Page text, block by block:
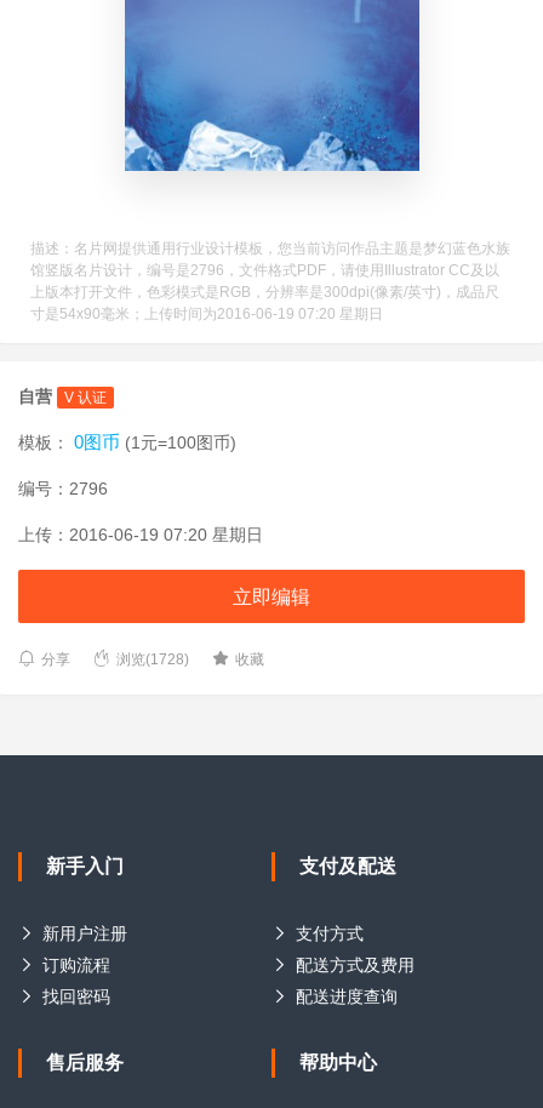
描述：名片网提供通用行业设计模板，您当前访问作品主题是梦幻蓝色水族
馆竖版名片设计，编号是2796，文件格式PDF，请使用Illustrator CC及以
上版本打开文件，色彩模式是RGB，分辨率是300dpi(像素/英寸)，成品尺
寸是54x90毫米；上传时间为2016-06-19 07:20 星期日
自营 V 认证
模板： 0图币 (1元=100图币)
编号：2796
上传：2016-06-19 07:20 星期日
立即编辑
分享 浏览(1728) 收藏
新手入门
新用户注册
订购流程
找回密码
支付及配送
支付方式
配送方式及费用
配送进度查询
售后服务 帮助中心